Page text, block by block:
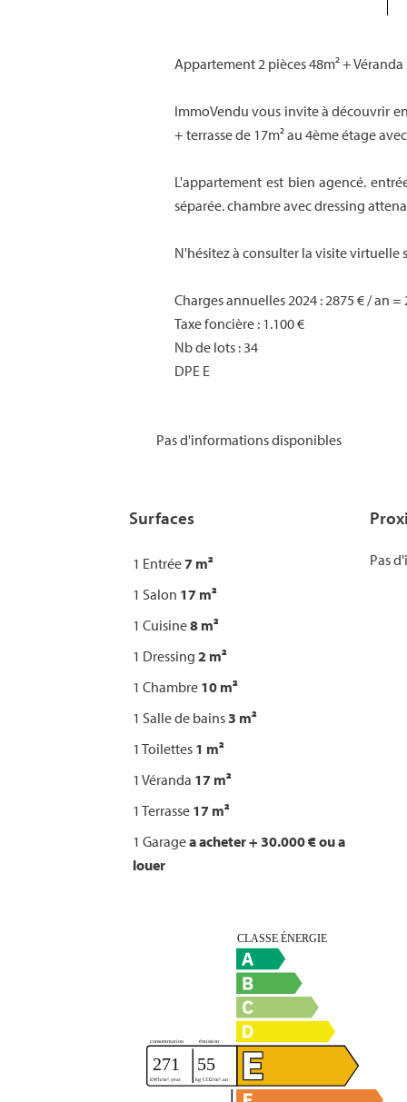
Appartement 2 pièces 48m² + Véranda
ImmoVendu vous invite à découvrir
+ terrasse de 17m² au 4ème étage
L'appartement est bien agencé.
séparée. chambre avec dressing
N'hésitez à consulter la visite virtuelle
Charges annuelles 2024 : 2875 € / an =
Taxe foncière : 1.100 €
Nb de lots : 34
DPE E
Pas d'informations disponibles
Surfaces
1 Entrée7 m²
1 Salon 17 m²
1 Cuisine8 m²
1 Dressing 2 m²
1 Chambre 10 m²
1 Salle de bains3 m²
1 Toilettes 1 m²
1 Véranda 17 m²
1 Terrasse 17 m²
1 Garagea acheter + 30.000 € ou a
louer
Pas